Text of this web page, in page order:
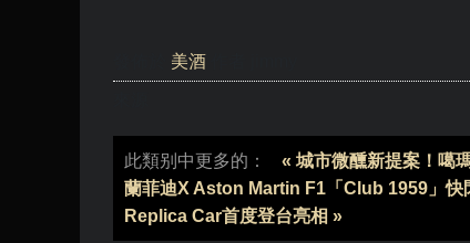
美酒
此類别中更多的： « 城市微醺新提案！噶
蘭菲迪X Aston Martin F1「Club 1959」
Replica Car首度登台亮相 »